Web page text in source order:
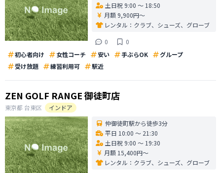
土日祝 9:00 〜 18:50
月額 9,900円〜
レンタル： クラブ、シューズ、グローブ
0
0
初心者向け
女性コーチ 安い 手ぶらOK
グループ
受け放題
練習利用可 駅近
ZEN GOLF RANGE 御徒町店
東京都 台東区
インドア
仲御徒町駅から徒歩3分
平日 10:00 〜 21:30
土日祝 9:00 〜 19:30
月額 15,400円〜
レンタル： クラブ、シューズ、グローブ